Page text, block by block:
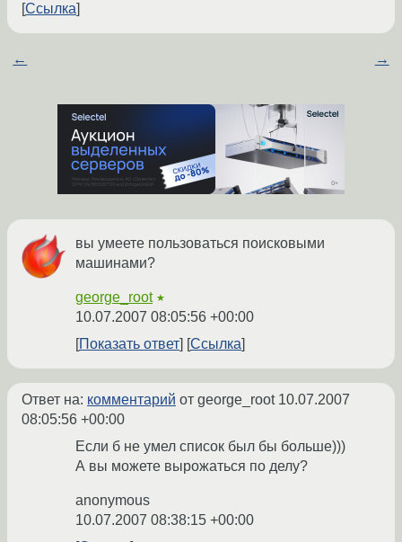
Ссылка
← →
вы умеете пользоваться поисковыми
машинами?
george_root ★
10.07.2007 08:05:56 +00:00
Показать ответ
Ссылка
Ответ на: комментарий от george_root 10.07.2007
08:05:56 +00:00
Если б не умел список был бы больше)))
А вы можете вырожаться по делу?
anonymous
10.07.2007 08:38:15 +00:00